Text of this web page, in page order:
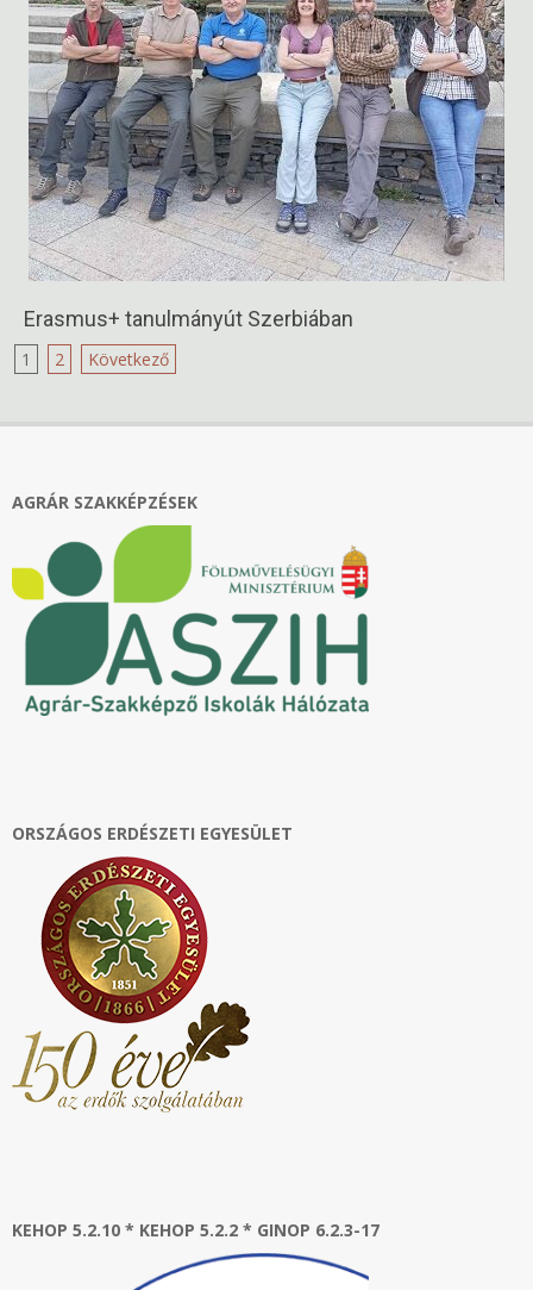
Erasmus+ tanulmányút Szerbiában
2024-
05-
Bejegyzések
1 2 Következő
AGRÁR SZAKKÉPZÉSEK
ORSZÁGOS ERDÉSZETI EGYESÜLET
KEHOP 5.2.10 * KEHOP 5.2.2 * GINOP 6.2.3-17